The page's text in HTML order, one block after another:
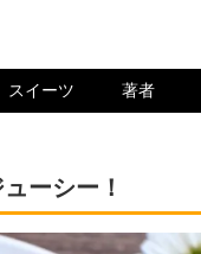
スイーツ 著者
ーシー！